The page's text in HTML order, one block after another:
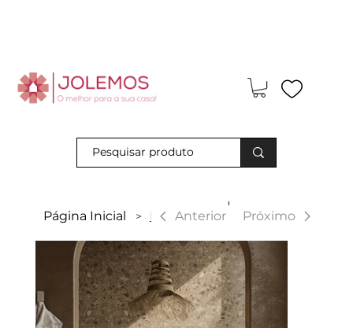
Página Inicial > BennyAnterior Próximo